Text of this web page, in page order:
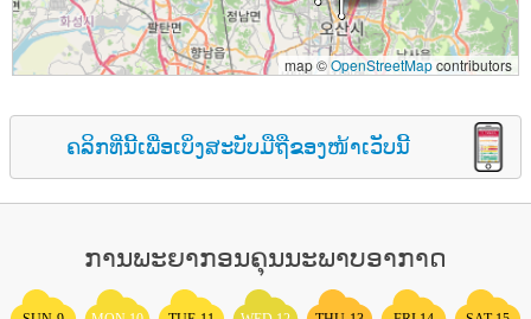
map ©OpenStreetMapcontributors
ຄລິກທີ່ນີ້ເພື່ອເບິ່ງສະບັບມືຖືຂອງໜ້າເວັບນີ້
ການພະຍາກອນຄຸນນະພາບອາກາດ